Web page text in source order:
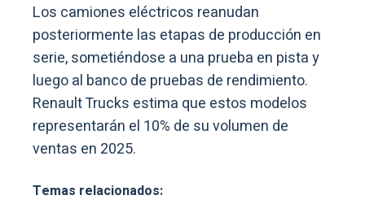
Los camiones eléctricos reanudan
posteriormente las etapas de producción en
serie, sometiéndose a una prueba en pista y
luego al banco de pruebas de rendimiento.
Renault Trucks estima que estos modelos
representarán el 10% de su volumen de
ventas en 2025.
Temas relacionados: